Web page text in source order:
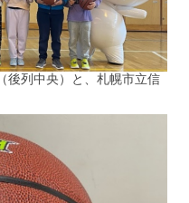
列中央）と、札幌市立信